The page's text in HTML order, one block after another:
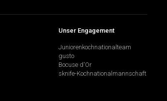
Unser Engagement
Juniorenkochnationalteam
gusto
Bocuse d'Or
sknife-Kochnationalmannschaft